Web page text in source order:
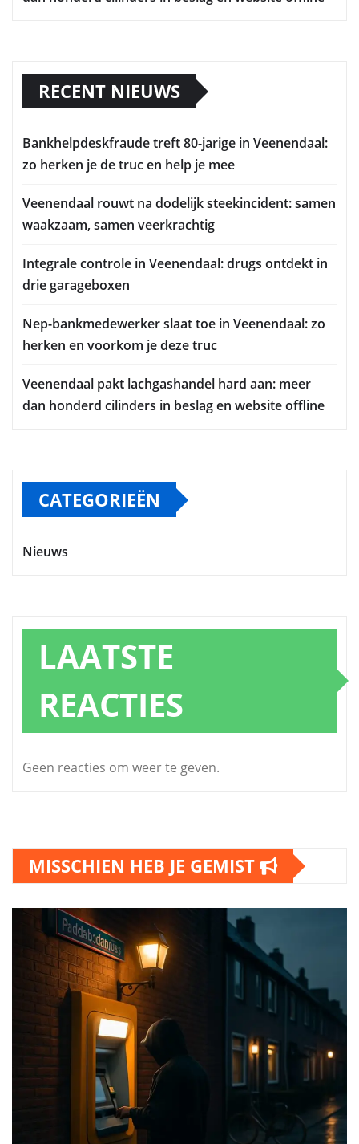
RECENT NIEUWS
Bankhelpdeskfraude treft 80-jarige in Veenendaal:
zo herken je de truc en help je mee
Veenendaal rouwt na dodelijk steekincident: samen
waakzaam, samen veerkrachtig
Integrale controle in Veenendaal: drugs ontdekt in
drie garageboxen
Nep-bankmedewerker slaat toe in Veenendaal: zo
herken en voorkom je deze truc
Veenendaal pakt lachgashandel hard aan: meer
dan honderd cilinders in beslag en website offline
CATEGORIEËN
Nieuws
LAATSTE
REACTIES
Geen reacties om weer te geven.
MISSCHIEN HEB JE GEMIST